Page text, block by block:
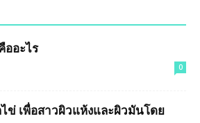
ออะไร
0
ข่ เพื่อสาวผิวแห้งและผิวมันโดย